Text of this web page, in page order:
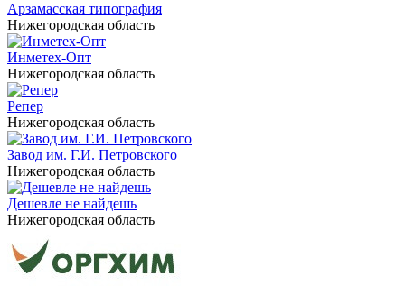
Арзамасская типография
Нижегородская область
Инметех-Опт
Нижегородская область
Репер
Нижегородская область
Завод им. Г.И. Петровского
Нижегородская область
Дешевле не найдешь
Нижегородская область